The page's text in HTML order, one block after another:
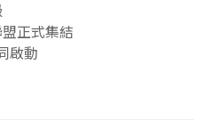
正式集結
啟動